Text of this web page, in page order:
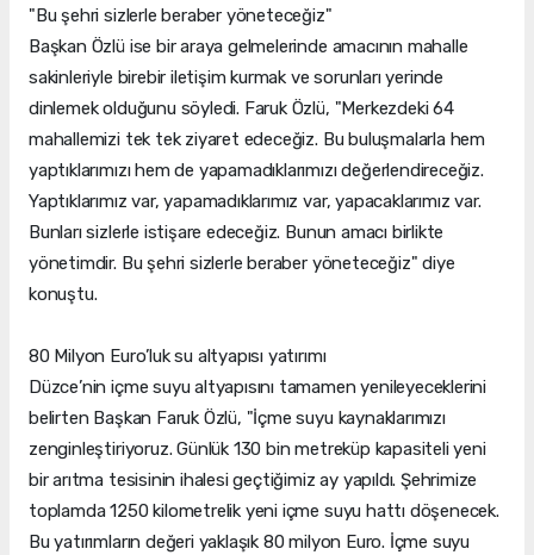
"Bu şehri sizlerle beraber yöneteceğiz"
Başkan Özlü ise bir araya gelmelerinde amacının mahalle
sakinleriyle birebir iletişim kurmak ve sorunları yerinde
dinlemek olduğunu söyledi. Faruk Özlü, "Merkezdeki 64
mahallemizi tek tek ziyaret edeceğiz. Bu buluşmalarla hem
yaptıklarımızı hem de yapamadıklarımızı değerlendireceğiz.
Yaptıklarımız var, yapamadıklarımız var, yapacaklarımız var.
Bunları sizlerle istişare edeceğiz. Bunun amacı birlikte
yönetimdir. Bu şehri sizlerle beraber yöneteceğiz" diye
konuştu.
80 Milyon Euro’luk su altyapısı yatırımı
Düzce’nin içme suyu altyapısını tamamen yenileyeceklerini
belirten Başkan Faruk Özlü, "İçme suyu kaynaklarımızı
zenginleştiriyoruz. Günlük 130 bin metreküp kapasiteli yeni
bir arıtma tesisinin ihalesi geçtiğimiz ay yapıldı. Şehrimize
toplamda 1250 kilometrelik yeni içme suyu hattı döşenecek.
Bu yatırımların değeri yaklaşık 80 milyon Euro. İçme suyu